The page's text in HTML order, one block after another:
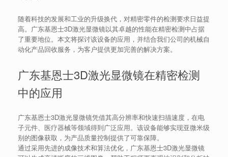
随着科技的发展和工业的升级换代，对精密零件的检测要求日益提
高。广东基恩士3D激光显微镜以其卓越的性能在精密检测中占据
了重要地位。本文将探讨该设备的应用，并结合我们公司的机械自
动化产品回收服务，为客户提供更加完善的解决方案。
广东基恩士3D激光显微镜在精密检测
中的应用
广东基恩士3D激光显微镜凭借其高分辨率和快速扫描速度，在电
子元件、医疗器械等领域得到广泛应用。该设备能够实现亚微米级
别的图像获取，为产品质量控制提供了可靠保障。
通过采用先进的成像技术和算法优化，广东基恩士3D激光显微镜